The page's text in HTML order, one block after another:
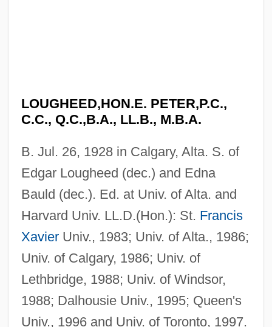
LOUGHEED,HON.E. PETER,P.C.,
C.C., Q.C.,B.A., LL.B., M.B.A.
B. Jul. 26, 1928 in Calgary, Alta. S. of
Edgar Lougheed (dec.) and Edna
Bauld (dec.). Ed. at Univ. of Alta. and
Harvard Univ. LL.D.(Hon.): St. Francis
XavierUniv., 1983; Univ. of Alta., 1986;
Univ. of Calgary, 1986; Univ. of
Lethbridge, 1988; Univ. of Windsor,
1988; Dalhousie Univ., 1995; Queen's
Univ., 1996 and Univ. of Toronto, 1997.